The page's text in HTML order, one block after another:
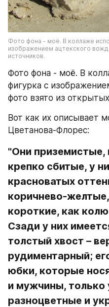
Фото фона - моё. В коллаже
изображением ацтекского
источников.
Фото фона - моё. В
фигурка с
фото взято из
Вот как их описывает
Цветанова-Флорес:
"Они приземистые,
крепко сбитые, у
красноватых
коричнево-
короткие, как
Сзади у них
толстый хвост –
рудиментарный;
юбки, которые
и мужчины,
разноцветные и